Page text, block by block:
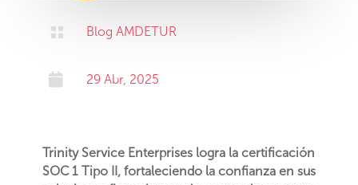
 Blog AMDETUR
 29 Abr, 2025
Trinity Service Enterprises logra la certificación
SOC 1 Tipo II, fortaleciendo la confianza en sus